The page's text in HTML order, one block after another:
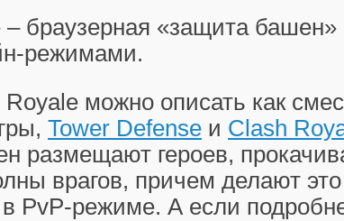
– браузерная «защита
режимами.
Royale можно описать как
Tower Defense и Clash
размещают героев,
врагов, причем делают
PvP-режиме. А если